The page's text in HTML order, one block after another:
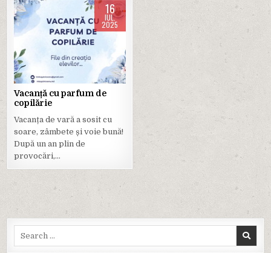
16
IUL.
2025
Posted
Vacanță cu parfum de
copilărie
Vacanța de vară a sosit cu
soare, zâmbete și voie bună!
După un an plin de
provocări,…